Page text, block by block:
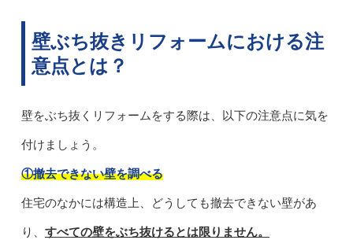
壁ぶち抜きリフォームにおける注
意点とは？
壁をぶち抜くリフォームをする際は、以下の注意点に気を
付けましょう。
①撤去できない壁を調べる
住宅のなかには構造上、どうしても撤去できない壁があ
り、 すべての壁をぶち抜けるとは限りません。